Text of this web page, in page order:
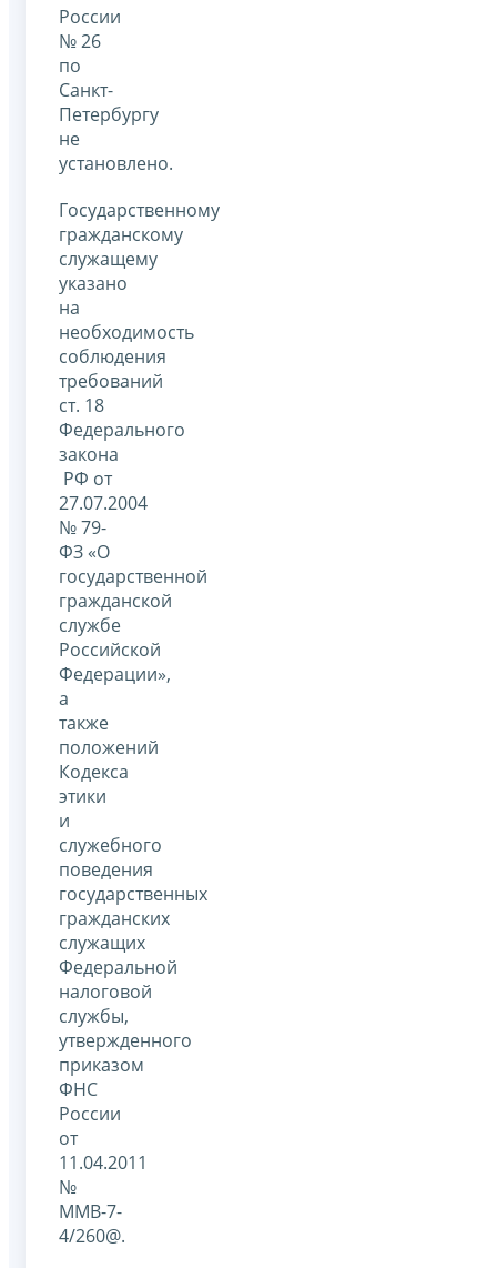
России
№ 26
по
Санкт-
Петербургу
не
установлено.
Государственному
гражданскому
служащему
указано
на
необходимость
соблюдения
требований
ст. 18
Федерального
закона
РФ от
27.07.2004
№ 79-
ФЗ «О
государственной
гражданской
службе
Российской
Федерации»,
а
также
положений
Кодекса
этики
и
служебного
поведения
государственных
гражданских
служащих
Федеральной
налоговой
службы,
утвержденного
приказом
ФНС
России
от
11.04.2011
№
ММВ-7-
4/260@.